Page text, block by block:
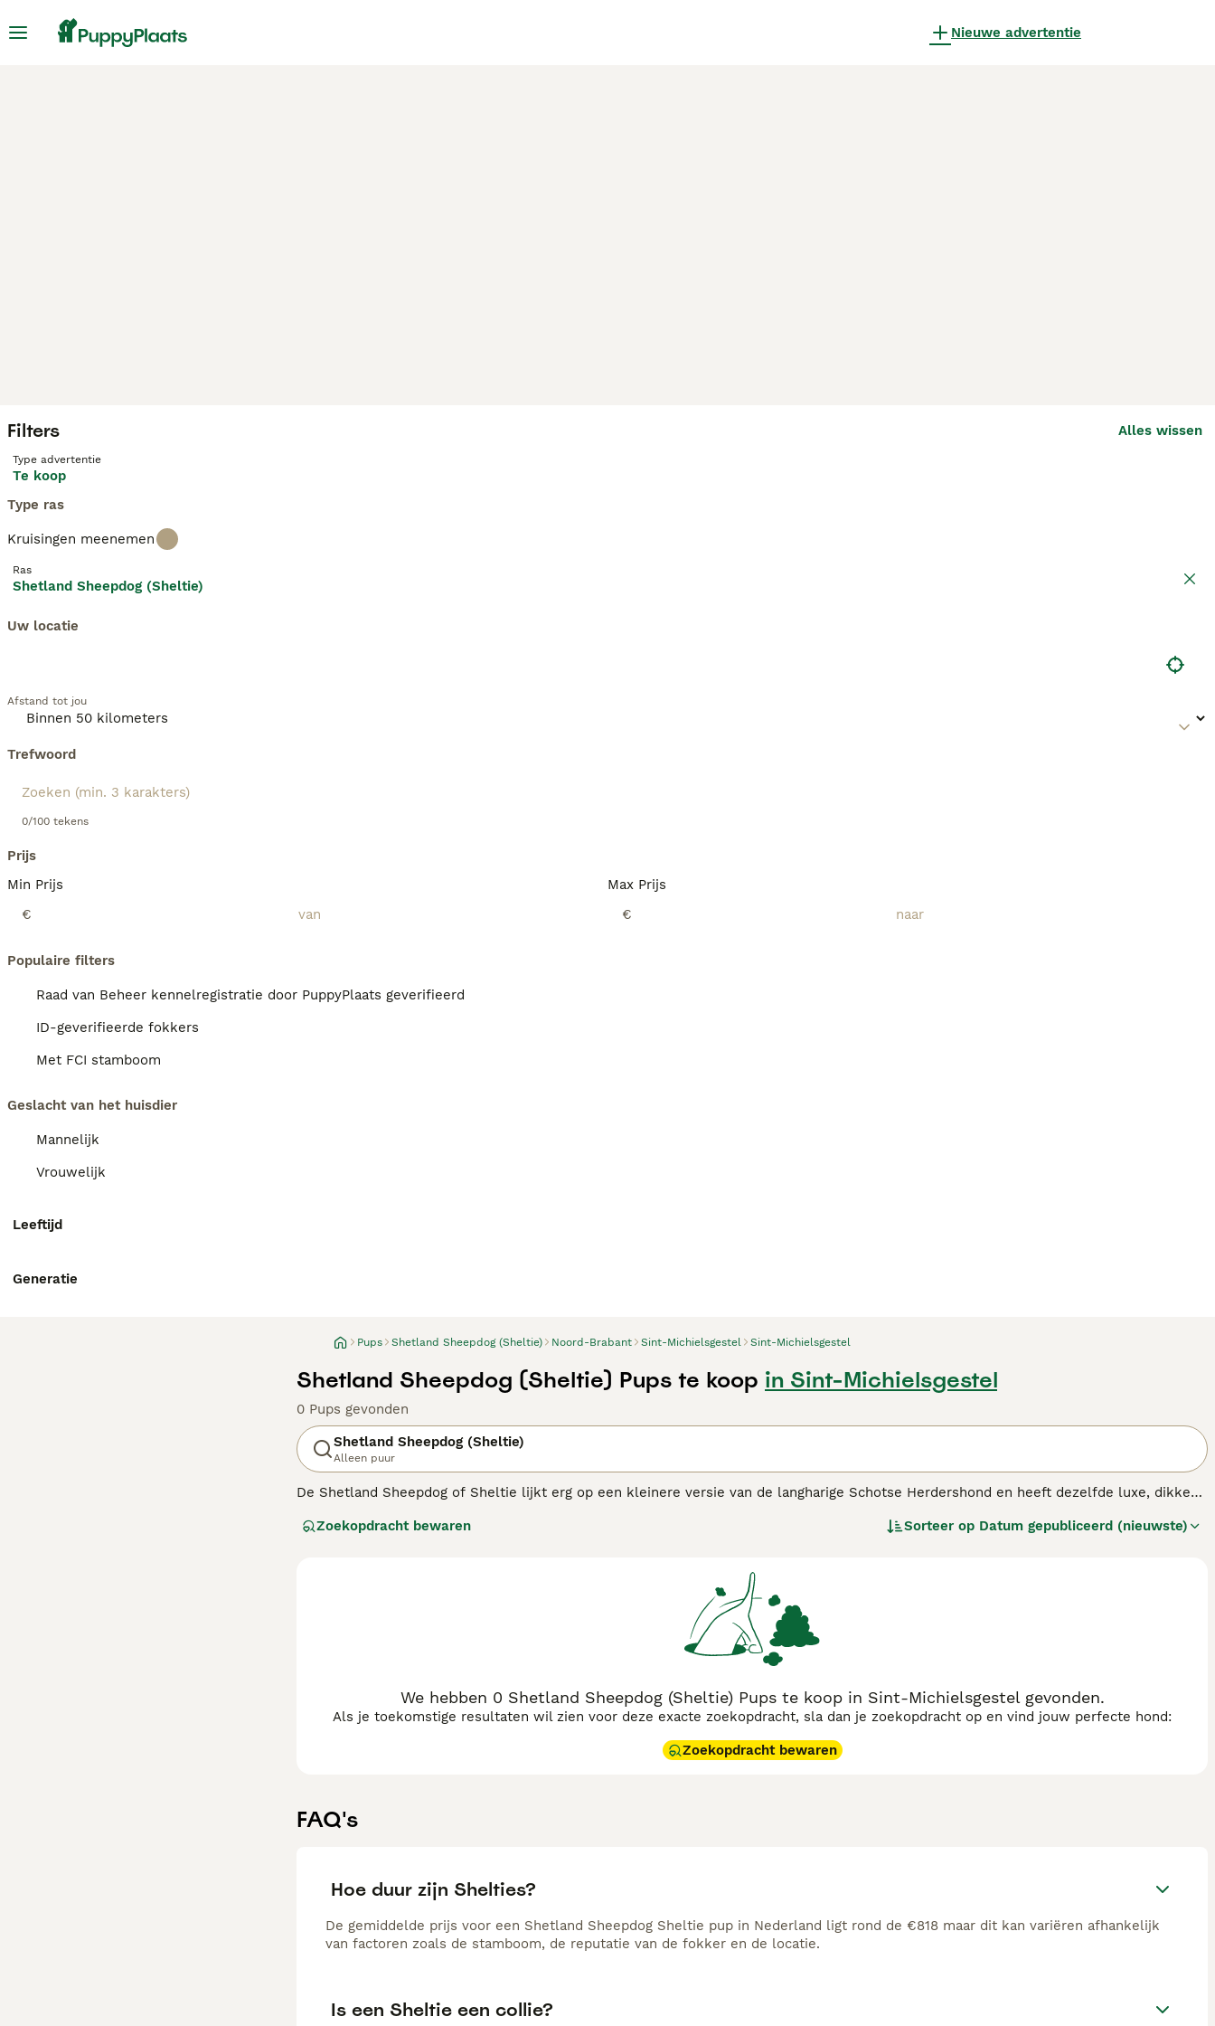
Nieuwe advertentie
Filters Alles wissen
Type advertentie
Te koop
Type ras
Kruisingen meenemen
Ras
Shetland Sheepdog (Sheltie)
Uw locatie
Afstand tot jou
Trefwoord
0/100 tekens
Prijs
Min Prijs
€
Max Prijs
€
Populaire filters
Raad van Beheer kennelregistratie door PuppyPlaats geverifieerd
ID-geverifieerde fokkers
Met FCI stamboom
Geslacht van het huisdier
Mannelijk
Vrouwelijk
Leeftijd
Generatie
Pups Shetland Sheepdog (Sheltie) Noord-Brabant Sint-Michielsgestel Sint-Michielsgestel
Shetland Sheepdog (Sheltie) Pups te koop in Sint-Michielsgestel
0 Pups gevonden
Shetland Sheepdog (Sheltie)
Alleen puur
De Shetland Sheepdog of Sheltie lijkt erg op een kleinere versie van de langharige Schotse Herdershond en heeft dezelfde luxe, dikke
loyale karakter. Shelties zijn ook erg populair op tentoonstellingen, zowel bij juryleden als toeschouwers, dankzij hun prachtige vacht en
voor informatie over dit hondenras.
Zoekopdracht bewaren Sorteer op Datum gepubliceerd (nieuwste)
We hebben 0 Shetland Sheepdog (Sheltie) Pups te koop in Sint-Michielsgestel gevonden.
Als je toekomstige resultaten wil zien voor deze exacte zoekopdracht, sla dan je zoekopdracht op en vind jouw perfecte hond:
Zoekopdracht bewaren
FAQ's
Hoe duur zijn Shelties?
De gemiddelde prijs voor een Shetland Sheepdog Sheltie pup in Nederland ligt rond de €818 maar dit kan variëren afhankelijk
van factoren zoals de stamboom, de reputatie van de fokker en de locatie.
Is een Sheltie een collie?